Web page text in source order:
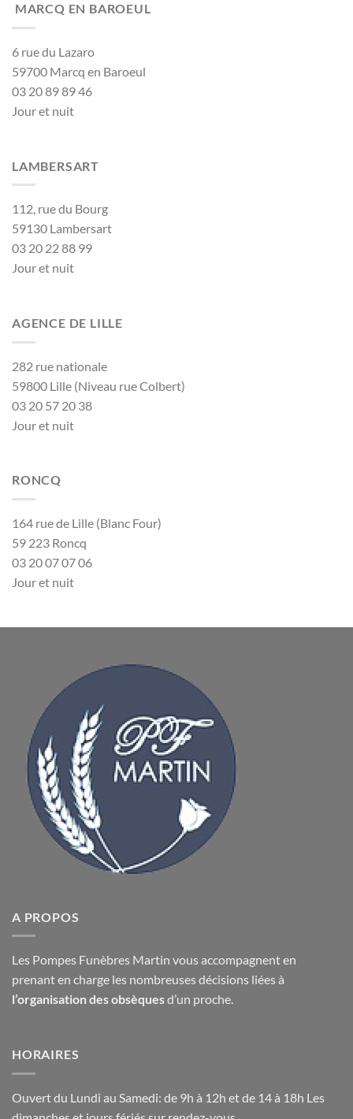
MARCQ EN BAROEUL
6 rue du Lazaro
59700 Marcq en Baroeul
03 20 89 89 46
Jour et nuit
LAMBERSART
112, rue du Bourg
59130 Lambersart
03 20 22 88 99
Jour et nuit
AGENCE DE LILLE
282 rue nationale
59800 Lille (Niveau rue Colbert)
03 20 57 20 38
Jour et nuit
RONCQ
164 rue de Lille (Blanc Four)
59 223 Roncq
03 20 07 07 06
Jour et nuit
A PROPOS
Les Pompes Funèbres Martin vous accompagnent en
prenant en charge les nombreuses décisions liées à
l’organisation des obsèquesd’un proche.
HORAIRES
Ouvert du Lundi au Samedi: de 9h à 12h et de 14 à 18h Les